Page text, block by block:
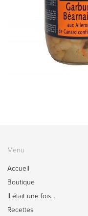
Menu
Accueil
Boutique
Il était une fois…
Recettes